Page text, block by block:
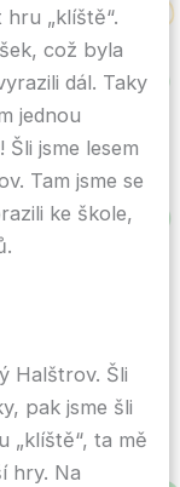
„klíště“.
což byla
dál. Taky
jednou
jsme lesem
Tam jsme se
ke škole,
Halštrov. Šli
pak jsme šli
„klíště“, ta mě
hry. Na